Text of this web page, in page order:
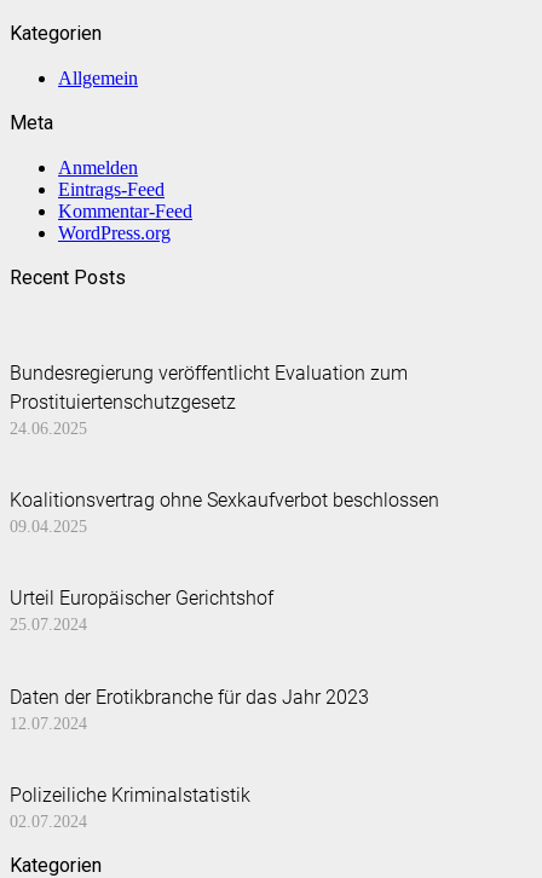
Kategorien
Allgemein
Meta
Anmelden
Eintrags-Feed
Kommentar-Feed
WordPress.org
Recent Posts
Bundesregierung veröffentlicht Evaluation zum
Prostituiertenschutzgesetz
24.06.2025
Koalitionsvertrag ohne Sexkaufverbot beschlossen
09.04.2025
Urteil Europäischer Gerichtshof
25.07.2024
Daten der Erotikbranche für das Jahr 2023
12.07.2024
Polizeiliche Kriminalstatistik
02.07.2024
Kategorien